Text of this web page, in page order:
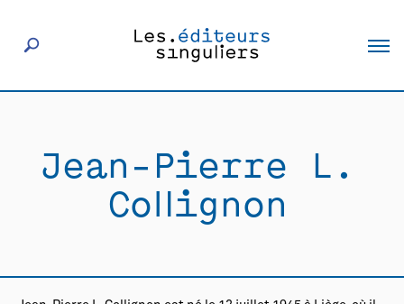
Éditeurs
Actualités
Jean-Pierre L.
Collignon